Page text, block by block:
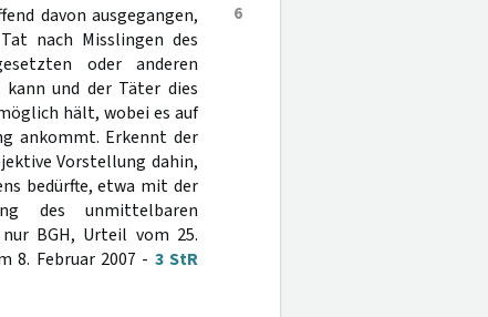
6
davon ausgegangen,
nach Misslingen des
oder anderen
und der Täter dies
hält, wobei es auf
ankommt. Erkennt der
Vorstellung dahin,
bedürfte, etwa mit der
des unmittelbaren
BGH, Urteil vom 25.
8. Februar 2007 - 3 StR